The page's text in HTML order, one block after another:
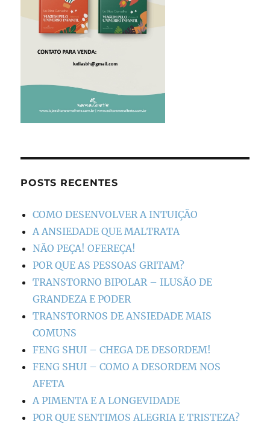
POSTS RECENTES
COMO DESENVOLVER A INTUIÇÃO
A ANSIEDADE QUE MALTRATA
NÃO PEÇA! OFEREÇA!
POR QUE AS PESSOAS GRITAM?
TRANSTORNO BIPOLAR – ILUSÃO DE
GRANDEZA E PODER
TRANSTORNOS DE ANSIEDADE MAIS
COMUNS
FENG SHUI – CHEGA DE DESORDEM!
FENG SHUI – COMO A DESORDEM NOS
AFETA
A PIMENTA E A LONGEVIDADE
POR QUE SENTIMOS ALEGRIA E TRISTEZA?